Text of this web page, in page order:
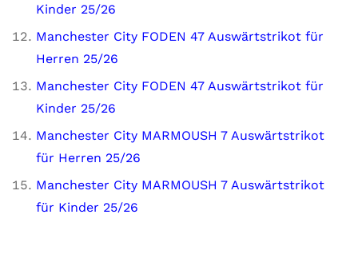
Kinder 25/26
Manchester City FODEN 47 Auswärtstrikot für
Herren 25/26
Manchester City FODEN 47 Auswärtstrikot für
Kinder 25/26
Manchester City MARMOUSH 7 Auswärtstrikot
für Herren 25/26
Manchester City MARMOUSH 7 Auswärtstrikot
für Kinder 25/26